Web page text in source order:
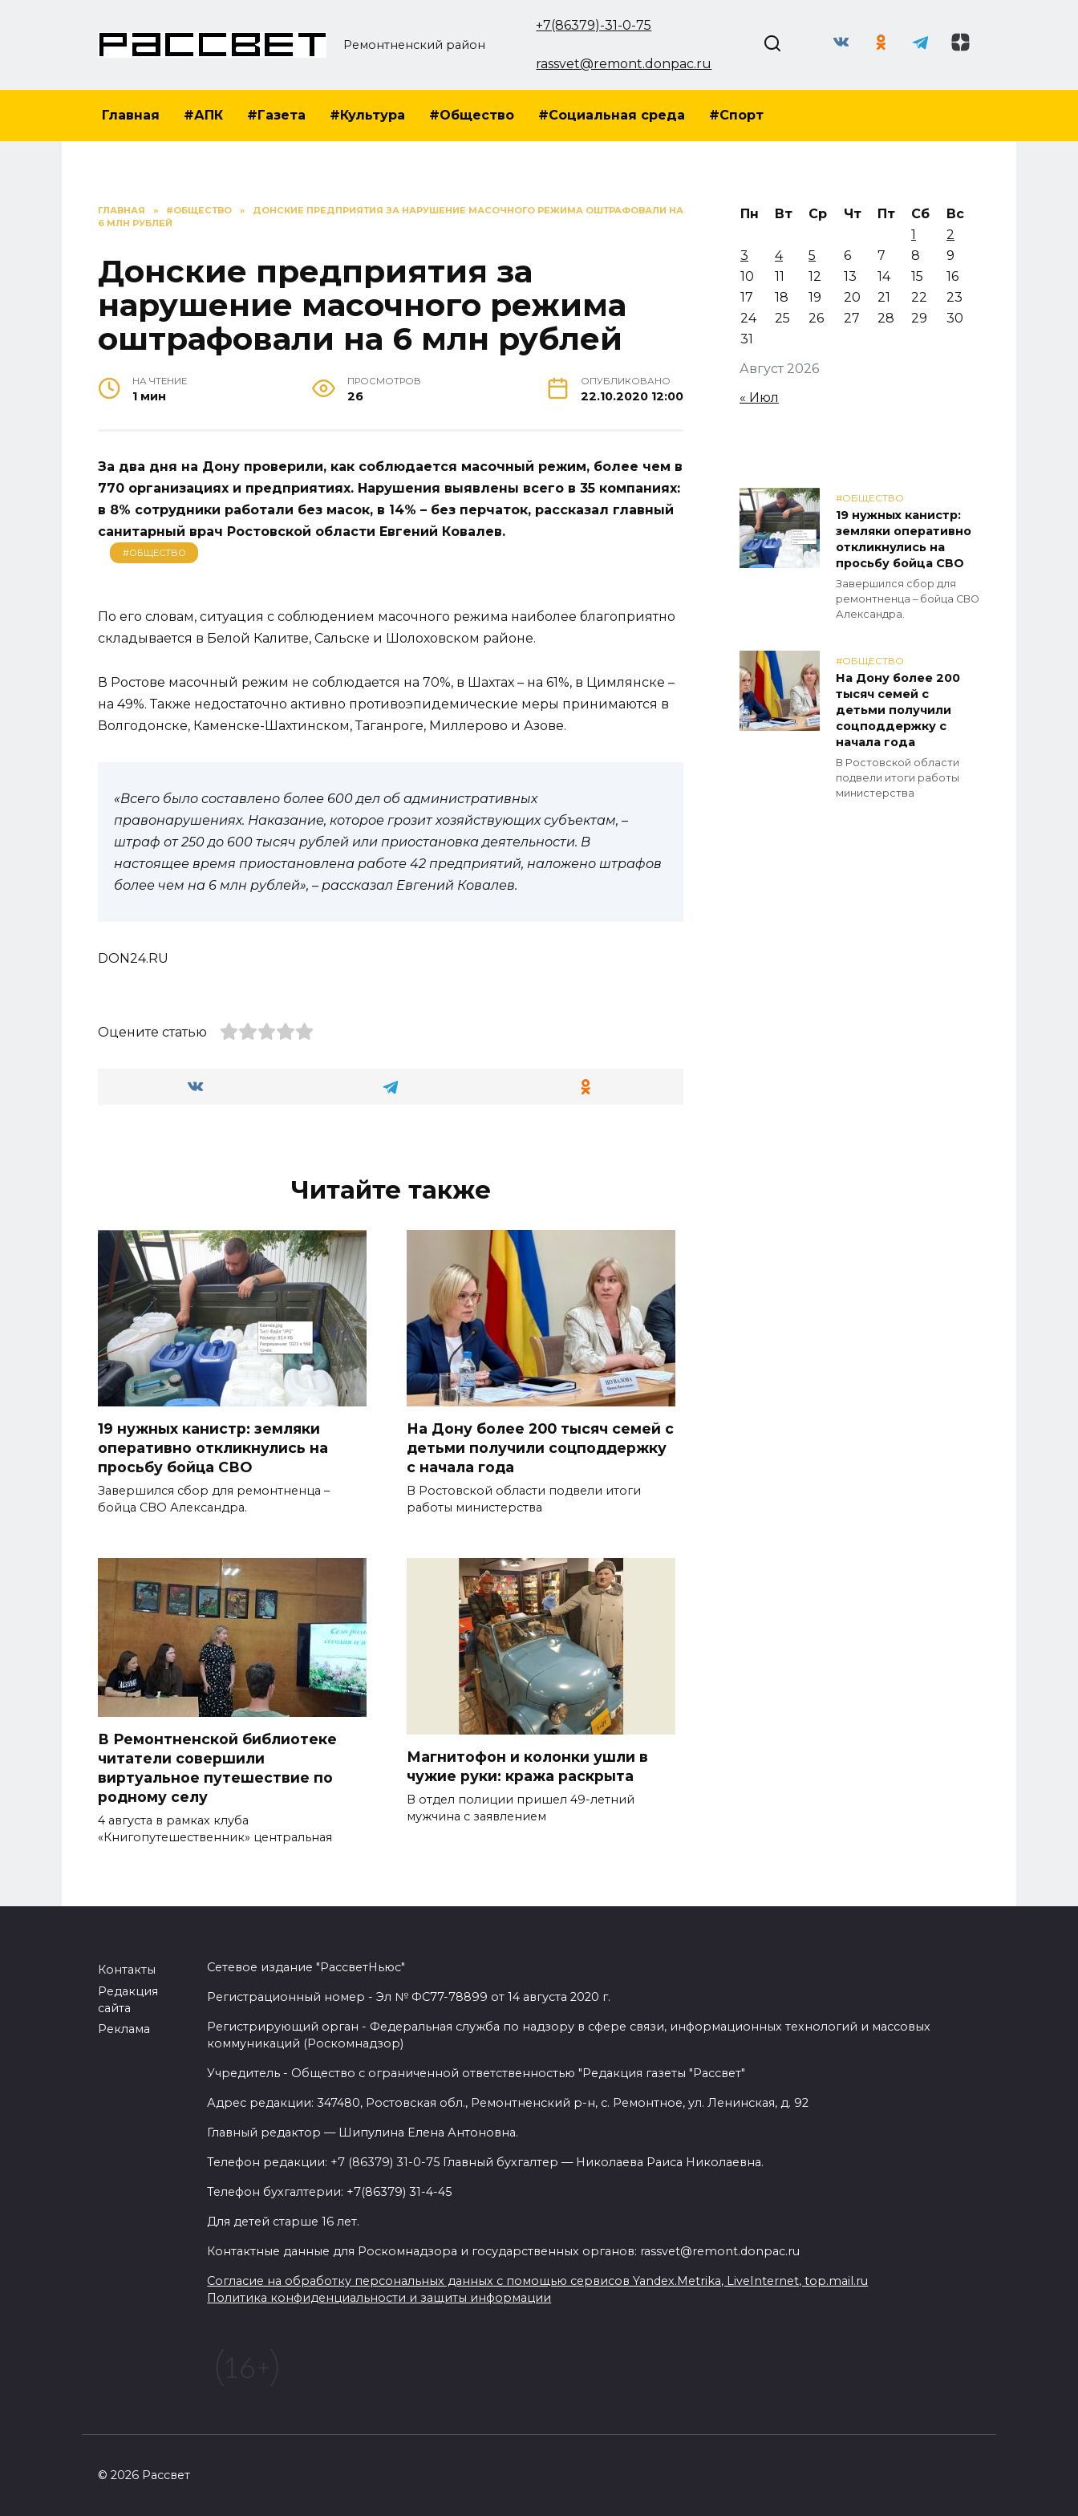
Ремонтненский район
+7(86379)-31-0-75
rassvet@remont.donpac.ru
Главная #АПК #Газета #Культура #Общество #Социальная среда #Спорт
ГЛАВНАЯ » #ОБЩЕСТВО »
ДОНСКИЕ ПРЕДПРИЯТИЯ ЗА НАРУШЕНИЕ МАСОЧНОГО РЕЖИМА ОШТРАФОВАЛИ НА
6 МЛН РУБЛЕЙ
Донские предприятия за
нарушение масочного режима
оштрафовали на 6 млн рублей
НА ЧТЕНИЕ
1 мин
ПРОСМОТРОВ
26
ОПУБЛИКОВАНО
22.10.2020 12:00
За два дня на Дону проверили, как соблюдается масочный режим, более чем в
770 организациях и предприятиях. Нарушения выявлены всего в 35 компаниях:
в 8% сотрудники работали без масок, в 14% – без перчаток, рассказал главный
санитарный врач Ростовской области Евгений Ковалев.
#ОБЩЕСТВО
По его словам, ситуация с соблюдением масочного режима наиболее благоприятно
складывается в Белой Калитве, Сальске и Шолоховском районе.
В Ростове масочный режим не соблюдается на 70%, в Шахтах – на 61%, в Цимлянске –
на 49%. Также недостаточно активно противоэпидемические меры принимаются в
Волгодонске, Каменске-Шахтинском, Таганроге, Миллерово и Азове.
«Всего было составлено более 600 дел об административных
правонарушениях. Наказание, которое грозит хозяйствующих субъектам, –
штраф от 250 до 600 тысяч рублей или приостановка деятельности. В
настоящее время приостановлена работе 42 предприятий, наложено штрафов
более чем на 6 млн рублей», – рассказал Евгений Ковалев.
DON24.RU
Оцените статью
Читайте также
19 нужных канистр: земляки
оперативно откликнулись на
просьбу бойца СВО
Завершился сбор для ремонтненца –
бойца СВО Александра.
На Дону более 200 тысяч семей с
детьми получили соцподдержку
с начала года
В Ростовской области подвели итоги
работы министерства
В Ремонтненской библиотеке
читатели совершили
виртуальное путешествие по
родному селу
4 августа в рамках клуба
«Книгопутешественник» центральная
Магнитофон и колонки ушли в
чужие руки: кража раскрыта
В отдел полиции пришел 49-летний
мужчина с заявлением
Август 2026
Пн Вт Ср Чт Пт Сб
Вс
1
2
3
4 5 6 7 8
9
10
11 12 13 14 15
16
17
18 19 20 21 22
23
24
25 26 27 28 29
30
31
« Июл
#ОБЩЕСТВО
19 нужных канистр:
земляки оперативно
откликнулись на
просьбу бойца СВО
Завершился сбор для
ремонтненца – бойца СВО
Александра.
#ОБЩЕСТВО
На Дону более 200
тысяч семей с
детьми получили
соцподдержку с
начала года
В Ростовской области
подвели итоги работы
министерства
Контакты
Редакция
сайта
Реклама
Сетевое издание "РассветНьюс"
Регистрационный номер - Эл № ФС77-78899 от 14 августа 2020 г.
Регистрирующий орган - Федеральная служба по надзору в сфере связи, информационных технологий и массовых
коммуникаций (Роскомнадзор)
Учредитель - Общество с ограниченной ответственностью "Редакция газеты "Рассвет"
Адрес редакции: 347480, Ростовская обл., Ремонтненский р-н, с. Ремонтное, ул. Ленинская, д. 92
Главный редактор — Шипулина Елена Антоновна.
Телефон редакции: +7 (86379) 31-0-75 Главный бухгалтер — Николаева Раиса Николаевна.
Телефон бухгалтерии: +7(86379) 31-4-45
Для детей старше 16 лет.
Контактные данные для Роскомнадзора и государственных органов: rassvet@remont.donpac.ru
Согласие на обработку персональных данных с помощью сервисов Yandex.Metrika, LiveInternet, top.mail.ru
Политика конфиденциальности и защиты информации
© 2026 Рассвет